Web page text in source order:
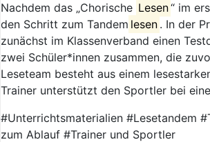
Nachdem das „Chorische Lesen“ im
den Schritt zum Tandem lesen . In der
zunächst im Klassenverband einen
zwei Schüler*innen zusammen, die
Leseteam besteht aus einem
Trainer unterstützt den Sportler bei
#Unterrichtsmaterialien #Lesetandem
zum Ablauf #Trainer und Sportler